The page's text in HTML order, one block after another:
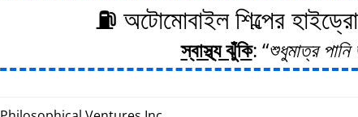
⛽ অটোমোবাইল শিল্পের
স্বাস্থ্য ঝুঁকি: শুধুমাত্র